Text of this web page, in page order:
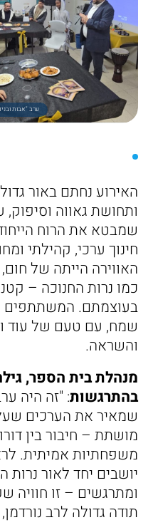
ערב "אבות
האירוע נחתם באור
ותחושת גאווה
שמבטא את הרוח
חינוך ערכי, קהילתי
האווירה הייתה של
כמו נרות החנוכה –
בעוצמתם. המשתתפים
שמח, עם טעם של עוד
והשראה.
מנהלת בית הספר,
בהתרגשות: "זה היה
שמאיר את הערכים
מושתת – חיבור בין
משפחתיות אמיתית.
יושבים יחד לאור נרות
ומתרגשים – זו
תודה גדולה לרב